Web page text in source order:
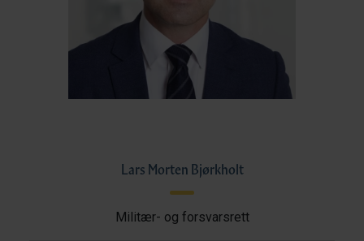
Lars Morten Bjørkholt
Militær- og forsvarsrett